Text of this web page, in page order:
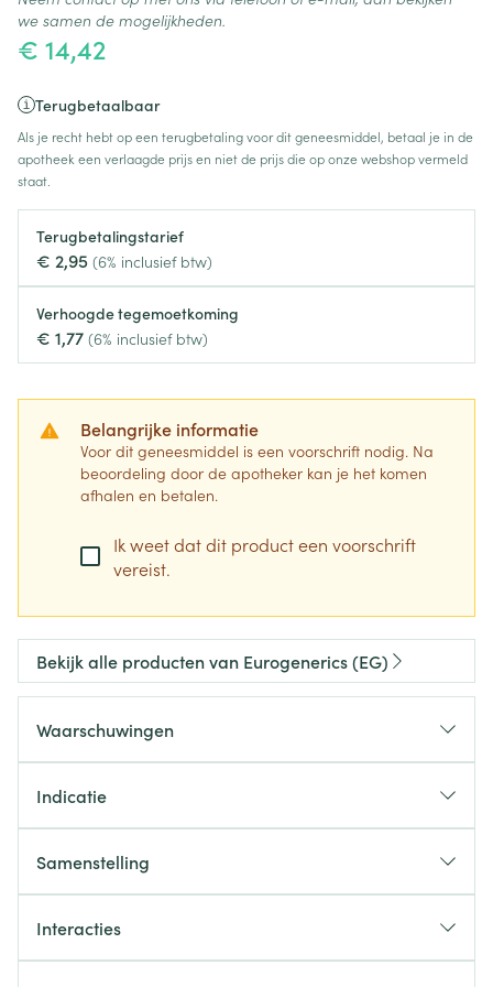
€ 14,42
Terugbetaalbaar
Als je recht hebt op een terugbetaling voor dit geneesmiddel, betaal je in de
apotheek een verlaagde prijs en niet de prijs die op onze webshop vermeld
staat.
Terugbetalingstarief
€ 2,95 (6% inclusief btw)
Verhoogde tegemoetkoming
€ 1,77 (6% inclusief btw)
Belangrijke informatie
Voor dit geneesmiddel is een voorschrift nodig. Na
beoordeling door de apotheker kan je het komen
afhalen en betalen.
Ik weet dat dit product een voorschrift
vereist.
we samen de mogelijkheden.
Bekijk alle producten van Eurogenerics (EG)
Waarschuwingen
Indicatie
Schizofrenie
Bipolaire stoornissen: matig tot ernstige manische
Alzheimer: kortdurende behandeling (tot 6 weken)
Samenstelling
Het werkzame bestanddeel is:
De andere bestanddelen zijn:
Interacties